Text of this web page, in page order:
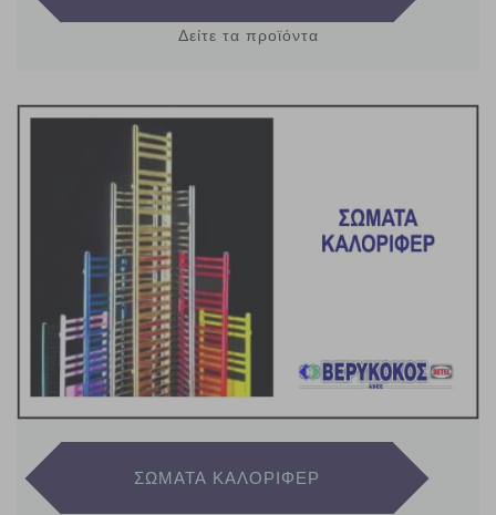
Δείτε τα προϊόντα
ΣΩΜΑΤΑ ΚΑΛΟΡΙΦΕΡ